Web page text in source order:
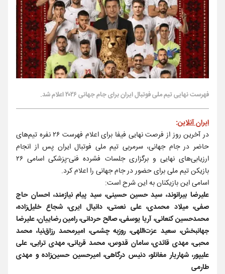
فهرست نهایی تیم ملی فوتبال ایران برای جام جهانی ۲۰۲۶ اعلام شد‌.
ایران آنلاین:
در آخرین روز از فرصت نهایی فیفا برای اعلام فهرست ۲۶ نفره تیم‌های
حاضر در جام جهانی، سرمربی تیم ملی فوتبال ایران پس از انجام
ارزیابی‌های نهایی و برگزاری جلسات فشرده فنی-پزشکی اسامی ۲۶
بازیکن تیم ملی برای حضور در جام جهانی را اعلام کرد.
اسامی این بازیکنان به این شرح است:
علیرضا بیرانوند، سید حسین حسینی، سید پیام نیازمند، احسان حاج
صفی، میلاد محمدی، علی نعمتی، دانیال ایری، شجاع خلیل‌زاده،
محمدحسین کنعانی، آریا یوسفی، صالح حردانی، رامین رضاییان، علیرضا
جهانبخش، سعید عزت‌اللهی، روزبه چشمی، امیرمحمد رزاق‌نیا، محمد
محبی، مهدی قائدی، سامان قدوس، محمد قربانی، مهدی ترابی، علی
علیپور، شهاریار مغانلو، دنیس درگاهی، امیرحسین حسین‌زاده و مهدی
طارمی